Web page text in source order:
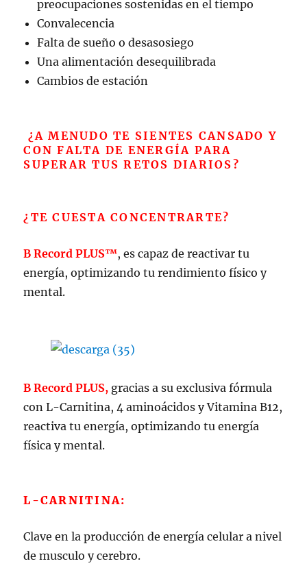
preocupaciones sostenidas en el tiempo
Convalecencia
Falta de sueño o desasosiego
Una alimentación desequilibrada
Cambios de estación
¿A MENUDO TE SIENTES CANSADO Y
CON FALTA DE ENERGÍA PARA
SUPERAR TUS RETOS DIARIOS?
¿TE CUESTA CONCENTRARTE?
B Record PLUS™, es capaz de reactivar tu
energía, optimizando tu rendimiento físico y
mental.
B Record PLUS, gracias a su exclusiva fórmula
con L-Carnitina, 4 aminoácidos y Vitamina B12,
reactiva tu energía, optimizando tu energía
física y mental.
L-CARNITINA:
Clave en la producción de energía celular a nivel
de musculo y cerebro.